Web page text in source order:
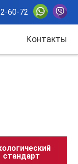
60-72
Контакты
стандарт